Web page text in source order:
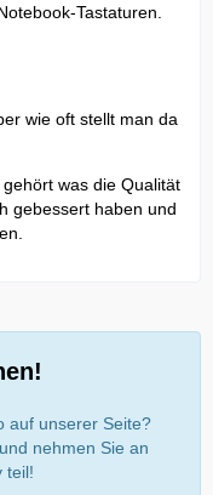
Tastaturen.
wie oft stellt man da
was die Qualität
gebessert haben und
auf unserer Seite?
und nehmen Sie an
teil!